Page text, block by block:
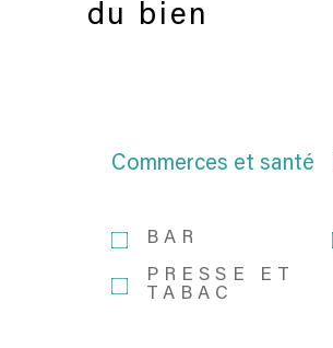
du bien
Commerces et santé
BAR
PRESSE ET
TABAC